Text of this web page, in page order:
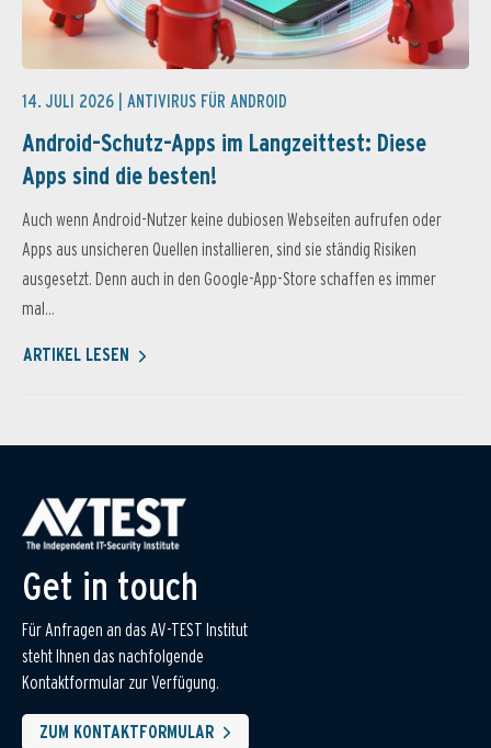
14. JULI 2026 | ANTIVIRUS FÜR ANDROID
Android-Schutz-Apps im Langzeittest: Diese
Apps sind die besten!
Auch wenn Android-Nutzer keine dubiosen Webseiten aufrufen oder
Apps aus unsicheren Quellen installieren, sind sie ständig Risiken
ausgesetzt. Denn auch in den Google-App-Store schaffen es immer
mal...
ARTIKEL LESEN
Get in touch
Für Anfragen an das AV-TEST Institut
steht Ihnen das nachfolgende
Kontaktformular zur Verfügung.
ZUM KONTAKTFORMULAR